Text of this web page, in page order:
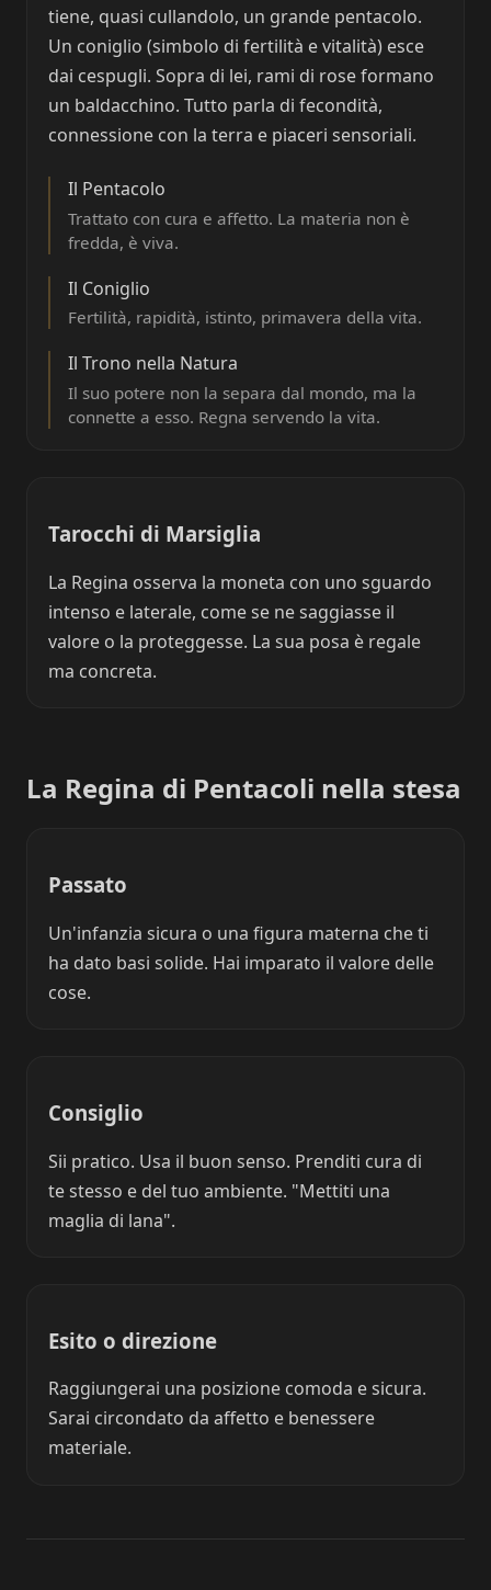
tiene, quasi cullandolo, un grande pentacolo.
Un coniglio (simbolo di fertilità e vitalità) esce
dai cespugli. Sopra di lei, rami di rose formano
un baldacchino. Tutto parla di fecondità,
connessione con la terra e piaceri sensoriali.
Il Pentacolo
Trattato con cura e affetto. La materia non è
fredda, è viva.
Il Coniglio
Fertilità, rapidità, istinto, primavera della vita.
Il Trono nella Natura
Il suo potere non la separa dal mondo, ma la
connette a esso. Regna servendo la vita.
Tarocchi di Marsiglia
La Regina osserva la moneta con uno sguardo
intenso e laterale, come se ne saggiasse il
valore o la proteggesse. La sua posa è regale
ma concreta.
La Regina di Pentacoli nella stesa
Passato
Un'infanzia sicura o una figura materna che ti
ha dato basi solide. Hai imparato il valore delle
cose.
Consiglio
Sii pratico. Usa il buon senso. Prenditi cura di
te stesso e del tuo ambiente. "Mettiti una
maglia di lana".
Esito o direzione
Raggiungerai una posizione comoda e sicura.
Sarai circondato da affetto e benessere
materiale.